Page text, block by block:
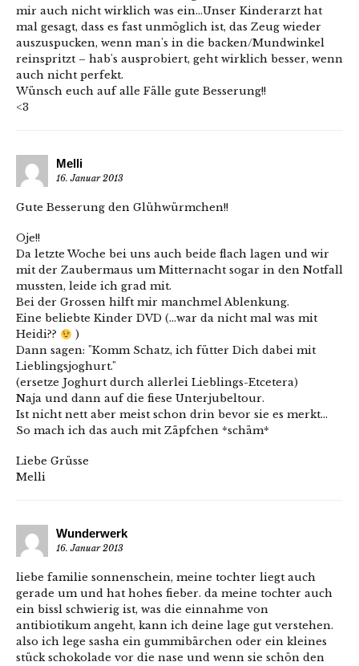
mir auch nicht wirklich was ein…Unser Kinderarzt hat
mal gesagt, dass es fast unmöglich ist, das Zeug wieder
auszuspucken, wenn man's in die backen/Mundwinkel
reinspritzt – hab's ausprobiert, geht wirklich besser, wenn
auch nicht perfekt.
Wünsch euch auf alle Fälle gute Besserung!!
<3
Melli
16. Januar 2013
Gute Besserung den Glühwürmchen!!
Oje!!
Da letzte Woche bei uns auch beide flach lagen und wir
mit der Zaubermaus um Mitternacht sogar in den Notfall
mussten, leide ich grad mit.
Bei der Grossen hilft mir manchmel Ablenkung.
Eine beliebte Kinder DVD (…war da nicht mal was mit
Heidi??
)
Dann sagen: "Komm Schatz, ich fütter Dich dabei mit
Lieblingsjoghurt."
(ersetze Joghurt durch allerlei Lieblings-Etcetera)
Naja und dann auf die fiese Unterjubeltour.
Ist nicht nett aber meist schon drin bevor sie es merkt…
So mach ich das auch mit Zäpfchen *schäm*
Liebe Grüsse
Melli
Wunderwerk
16. Januar 2013
liebe familie sonnenschein, meine tochter liegt auch
gerade um und hat hohes fieber. da meine tochter auch
ein bissl schwierig ist, was die einnahme von
antibiotikum angeht, kann ich deine lage gut verstehen.
also ich lege sasha ein gummibärchen oder ein kleines
stück schokolade vor die nase und wenn sie schön den